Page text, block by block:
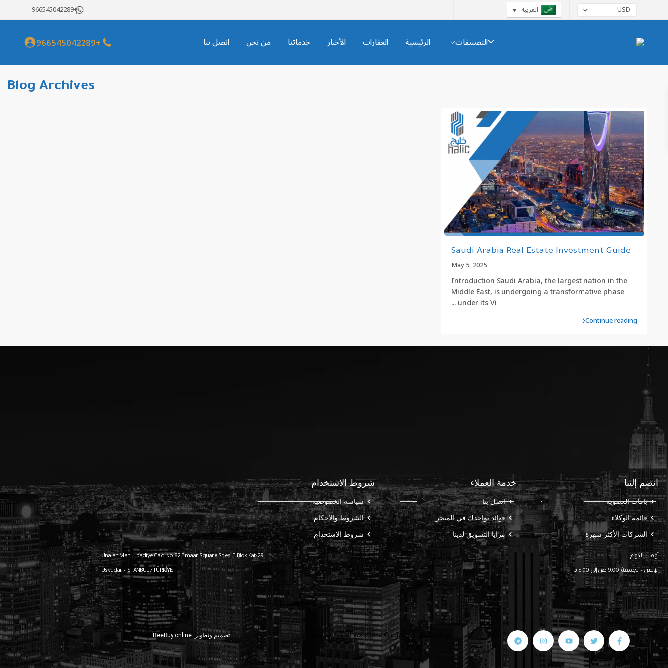
USD العربية +966545042289
التصنيفات الرئيسية العقارات الأخبار خدماتنا من نحن اتصل بنا +966545042289
Blog Archives
Saudi Arabia Real Estate Investment Guide
May 5, 2025
Introduction Saudi Arabia, the largest nation in the
Middle East, is undergoing a transformative phase
under its Vi
...
Continue reading
انضم إلينا
باقات العضوية
قائمة الوكلاء
الشركات الأكثر شهرة
خدمة العملاء
اتصل بنا
فوائد تواجدك في المتجر
مزايا التسويق لدينا
شروط الاستخدام
سياسة الخصوصية
الشروط والأحكام
شروط الاستخدام
أوقات الدوام
الإثنين – الجمعة: 9:00 ص إلى 5:00 م
Ünalan Mah. Libadiye Cad. No:82 Emaar Square Sitesi E Blok Kat:29
Üsküdar – ISTANBUL / TÜRKİYE
شركة الخليج للإنشاءات © 2022 جميع الحقوق محفوظة تصميم وتطوير:BeeBuy.online